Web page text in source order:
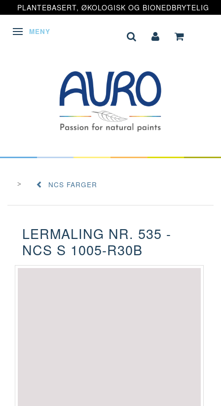
PLANTEBASERT, ØKOLOGISK OG BIONEDBRYTELIG
VEKSLE NAVIGASJON
MENY
NCS FARGER
LERMALING NR. 535 -
NCS S 1005-R30B